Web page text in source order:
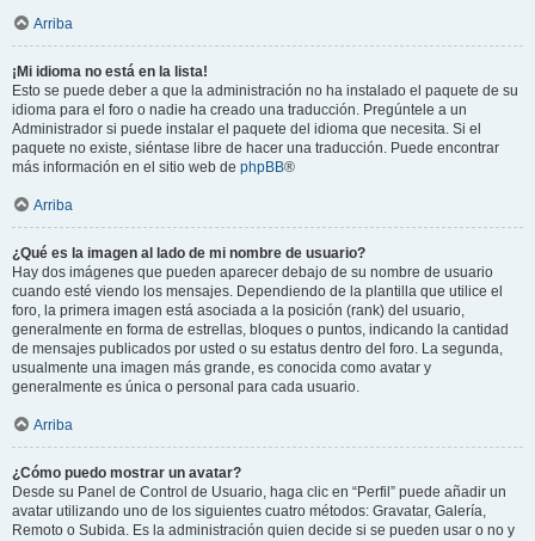
Arriba
¡Mi idioma no está en la lista!
Esto se puede deber a que la administración no ha instalado el paquete de su
idioma para el foro o nadie ha creado una traducción. Pregúntele a un
Administrador si puede instalar el paquete del idioma que necesita. Si el
paquete no existe, siéntase libre de hacer una traducción. Puede encontrar
más información en el sitio web de phpBB®
Arriba
¿Qué es la imagen al lado de mi nombre de usuario?
Hay dos imágenes que pueden aparecer debajo de su nombre de usuario
cuando esté viendo los mensajes. Dependiendo de la plantilla que utilice el
foro, la primera imagen está asociada a la posición (rank) del usuario,
generalmente en forma de estrellas, bloques o puntos, indicando la cantidad
de mensajes publicados por usted o su estatus dentro del foro. La segunda,
usualmente una imagen más grande, es conocida como avatar y
generalmente es única o personal para cada usuario.
Arriba
¿Cómo puedo mostrar un avatar?
Desde su Panel de Control de Usuario, haga clic en “Perfil” puede añadir un
avatar utilizando uno de los siguientes cuatro métodos: Gravatar, Galería,
Remoto o Subida. Es la administración quien decide si se pueden usar o no y